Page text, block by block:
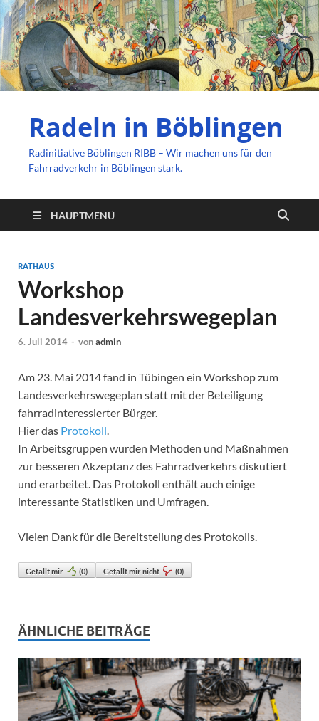
Radeln in Böblingen
Radinitiative Böblingen RIBB – Wir machen uns für den
Fahrradverkehr in Böblingen stark.
HAUPTMENÜ
RATHAUS
Workshop
Landesverkehrswegeplan
6. Juli 2014 - vonadmin
Am 23. Mai 2014 fand in Tübingen ein Workshop zum
Landesverkehrswegeplan statt mit der Beteiligung
fahrradinteressierter Bürger.
Hier das Protokoll.
In Arbeitsgruppen wurden Methoden und Maßnahmen
zur besseren Akzeptanz des Fahrradverkehrs diskutiert
und erarbeitet. Das Protokoll enthält auch einige
interessante Statistiken und Umfragen.
Vielen Dank für die Bereitstellung des Protokolls.
Gefällt mir (0) Gefällt mir nicht (0)
ÄHNLICHE BEITRÄGE